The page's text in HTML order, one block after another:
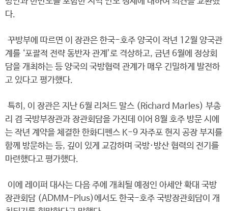
다.
꾸방부에 따르면 이 장관은 한국-호주 양국이 작년 12월 양국관
계를 ‘포괄적 전략 동반자 관계’로 격상하고, 금년 6월에 정상회
담을 개최하는 등 양국의 국방협력 관계가 매우 긴밀하게 발전하
고 있다고 평가했다.
특히, 이 장관은 지난 6월 리처드 말스 (Richard Marles) 부총
리 겸 국방부장관과 장관회담을 가진데 이어 8월 호주 방문 시에
는 작년 계약을 체결한 한화디펜스 K-9 자주포 현지 공장 부지를
함께 방문하는 등, 깊이 있게 교감하며 국방·방산 협력의 전기를
마련했다고 평가했다.
이에 레이퍼 대사는 다음 주에 개최될 예정인 아세안 확대 국방
장관회담 (ADMM-Plus)에서도 한국-호주 국방장관회담이 개